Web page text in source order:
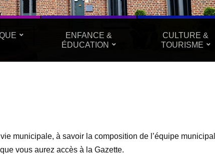
ENFANCE &
ÉDUCATION
CULTURE &
TOURISME
municipale, à savoir la composition de l’équipe
vous aurez accès à la Gazette.